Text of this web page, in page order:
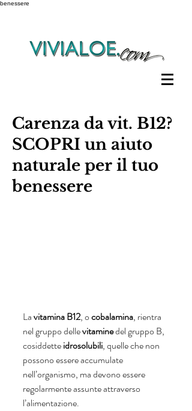
benessere
Carenza da vit. B12?
SCOPRI un aiuto
naturale per il tuo
benessere
La vitamina B12, o cobalamina, rientra
nel gruppo delle vitamine del gruppo B,
cosiddette idrosolubili, quelle che non
possono essere accumulate
nell’organismo, ma devono essere
regolarmente assunte attraverso
l’alimentazione.